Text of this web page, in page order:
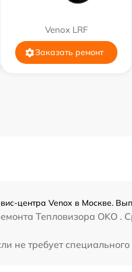
мин
Venox LRF
Заказать ремонт
центра Venox в Москве.
Тепловизора OKO .
не требует